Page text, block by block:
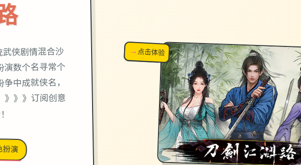
侠剧情混合沙
数个名寻常个
中成就侠名，
》》订阅创意
扮演
↗超棒！
→点击体验